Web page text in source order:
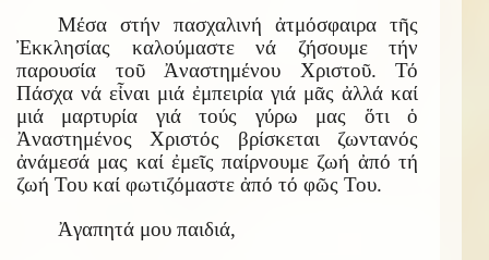
Μέσα στήν πασχαλινή ἀτμόσφαιρα τῆς
Ἐκκλησίας καλούμαστε νά ζήσουμε τήν
παρουσία τοῦ Ἀναστημένου Χριστοῦ. Τό
Πάσχα νά εἶναι μιά ἐμπειρία γιά μᾶς ἀλλά καί
μιά μαρτυρία γιά τούς γύρω μας ὅτι ὁ
Ἀναστημένος Χριστός βρίσκεται ζωντανός
ἀνάμεσά μας καί ἐμεῖς παίρνουμε ζωή ἀπό τή
ζωή Του καί φωτιζόμαστε ἀπό τό φῶς Του.
Ἀγαπητά μου παιδιά,